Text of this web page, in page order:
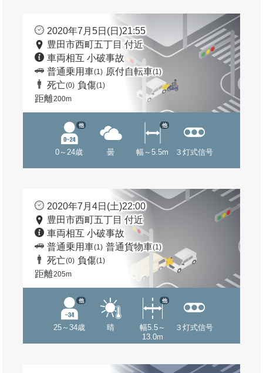
2020年7月5日(日)21:55
豊田市西町五丁目 付近
車両相互 小破事故
普通乗用車(1) 原付自転車(1)
死亡(0) 負傷(1)
距離200m
0～24歳
他
曇 幅～5.5m
他
３灯式信号
2020年7月4日(土)22:00
豊田市西町五丁目 付近
車両相互 小破事故
普通乗用車(1) 普通貨物車(1)
死亡(0) 負傷(1)
距離205m
25～34歳
他
晴
幅5.5～
13.0m
他
３灯式信号